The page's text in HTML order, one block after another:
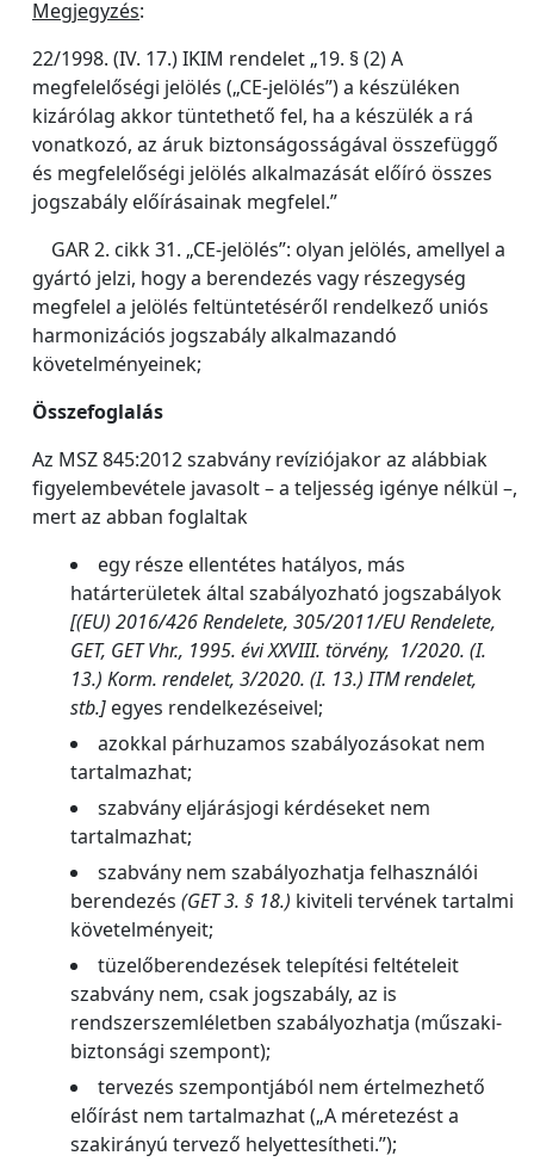
Megjegyzés:
22/1998. (IV. 17.) IKIM rendelet „19. § (2) A
megfelelőségi jelölés („CE-jelölés”) a készüléken
kizárólag akkor tüntethető fel, ha a készülék a rá
vonatkozó, az áruk biztonságosságával összefüggő
és megfelelőségi jelölés alkalmazását előíró összes
jogszabály előírásainak megfelel.”
GAR 2. cikk 31. „CE-jelölés”: olyan jelölés, amellyel a
gyártó jelzi, hogy a berendezés vagy részegység
megfelel a jelölés feltüntetéséről rendelkező uniós
harmonizációs jogszabály alkalmazandó
követelményeinek;
Összefoglalás
Az MSZ 845:2012 szabvány revíziójakor az alábbiak
figyelembevétele javasolt – a teljesség igénye nélkül –,
mert az abban foglaltak
egy része ellentétes hatályos, más
határterületek által szabályozható jogszabályok
[(EU) 2016/426 Rendelete, 305/2011/EU Rendelete,
GET, GET Vhr., 1995. évi XXVIII. törvény, 1/2020. (I.
13.) Korm. rendelet, 3/2020. (I. 13.) ITM rendelet,
stb.] egyes rendelkezéseivel;
azokkal párhuzamos szabályozásokat nem
tartalmazhat;
szabvány eljárásjogi kérdéseket nem
tartalmazhat;
szabvány nem szabályozhatja felhasználói
berendezés (GET 3. § 18.) kiviteli tervének tartalmi
követelményeit;
tüzelőberendezések telepítési feltételeit
szabvány nem, csak jogszabály, az is
rendszerszemléletben szabályozhatja (műszaki-
biztonsági szempont);
tervezés szempontjából nem értelmezhető
előírást nem tartalmazhat („A méretezést a
szakirányú tervező helyettesítheti.”);